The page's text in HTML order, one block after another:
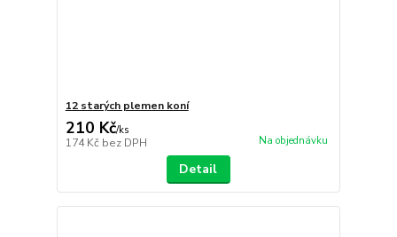
12 starých plemen koní
210 Kč/ks
174 Kč bez DPH Na objednávku
Detail